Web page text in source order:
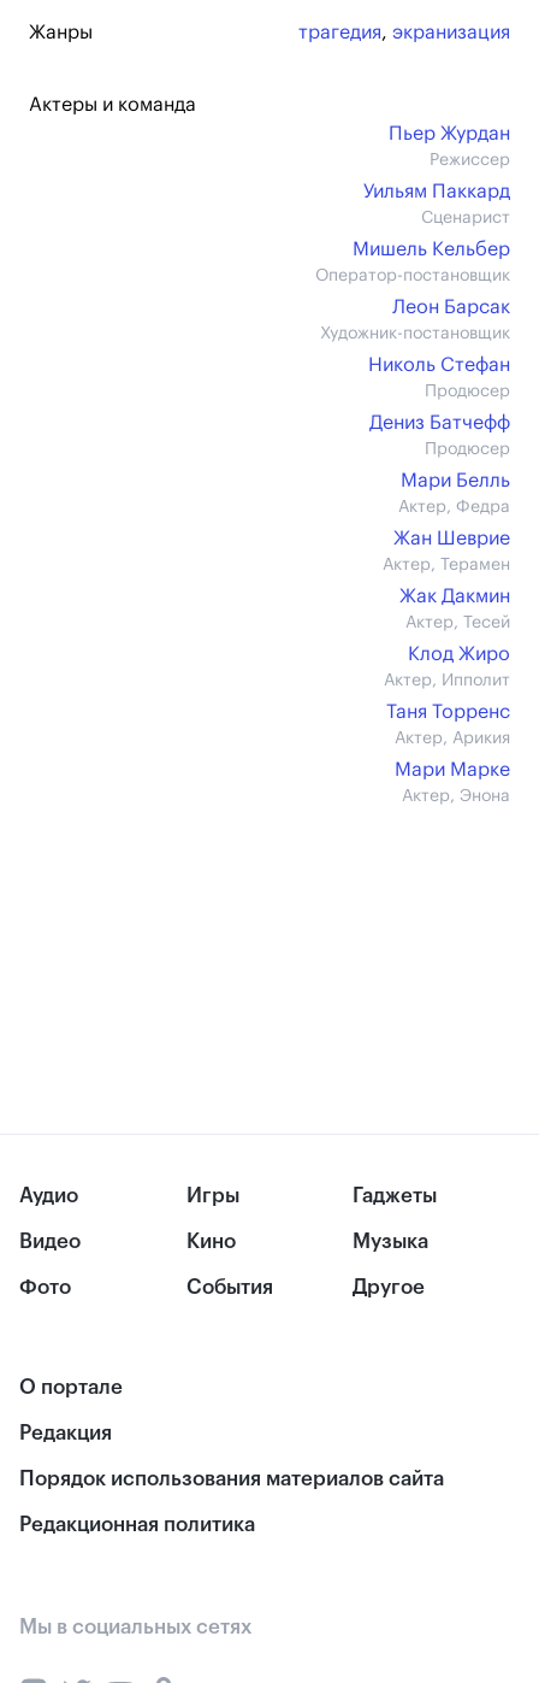
Жанры трагедия, экранизация
Актеры и команда
Пьер Журдан
Режиссер
Уильям Паккард
Сценарист
Мишель Кельбер
Оператор-постановщик
Леон Барсак
Художник-постановщик
Николь Стефан
Продюсер
Дениз Батчефф
Продюсер
Мари Белль
Актер, Федра
Жан Шеврие
Актер, Терамен
Жак Дакмин
Актер, Тесей
Клод Жиро
Актер, Ипполит
Таня Торренс
Актер, Арикия
Мари Марке
Актер, Энона
Аудио
Видео
Фото
Игры
Кино
События
Гаджеты
Музыка
Другое
О портале
Редакция
Порядок использования материалов сайта
Редакционная политика
Мы в социальных сетях